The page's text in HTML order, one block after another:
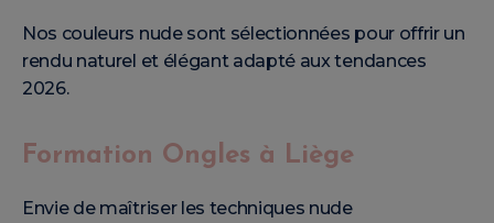
Nos couleurs nude sont sélectionnées pour offrir un
rendu naturel et élégant adapté aux tendances
2026.
Formation Ongles à Liège
Envie de maîtriser les techniques nude